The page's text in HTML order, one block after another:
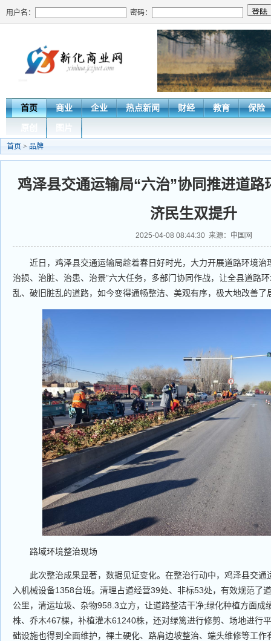
用户名： 密码：
首页 商业 企业 热点新闻 财经 教育 保险
原创 图片
首页 > 品牌
鸡泽县交通运输局“六治”协同推进道路
济民生双提升
2025-04-08 08:44:30 来源：中国网
近日，鸡泽县交通运输局趁着春日好时光，大力开展道路环境治
治损、治脏、治患、治景”六大任务，多部门协同作战，让全县道路
乱、破旧脏乱的道路，如今变得通畅整洁、美观有序，极大地改善了
路域环境整治现场
此次整治成果显著，数据见证变化。在整治行动中，鸡泽县交通
入机械设备1358台班。清理占道经营39处、非标53处，有效规范了
公里，清运垃圾、杂物958.3立方，让道路整洁干净;绿化种植方面成
株、乔木467棵，补植灌木61240株，还对绿篱进行修剪、场地进行
础设施也得到全面维护，裸土硬化、路肩边坡整治、端头维修等工作